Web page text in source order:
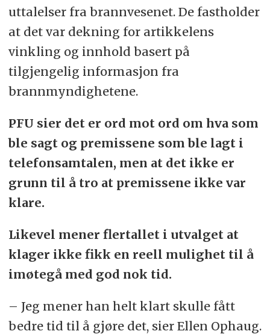
uttalelser fra brannvesenet. De fastholder
at det var dekning for artikkelens
vinkling og innhold basert på
tilgjengelig informasjon fra
brannmyndighetene.
PFU sier det er ord mot ord om hva som
ble sagt og premissene som ble lagt i
telefonsamtalen, men at det ikke er
grunn til å tro at premissene ikke var
klare.
Likevel mener flertallet i utvalget at
klager ikke fikk en reell mulighet til å
imøtegå med god nok tid.
– Jeg mener han helt klart skulle fått
bedre tid til å gjøre det, sier Ellen Ophaug.